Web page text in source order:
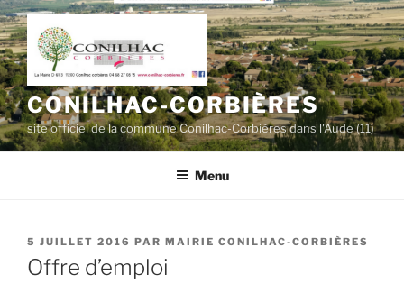
Aller
au
contenu
principal
CONILHAC-CORBIÈRES
site officiel de la commune Conilhac-Corbières dans l'Aude (11)
Menu
PUBLIÉ
LE
5 JUILLET 2016 PAR MAIRIE CONILHAC-CORBIÈRES
Offre d’emploi